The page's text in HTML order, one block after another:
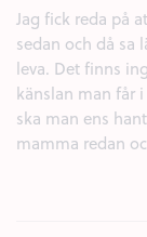
Jag fick reda på
sedan och då sa
leva. Det finns
känslan man får
ska man ens
mamma redan